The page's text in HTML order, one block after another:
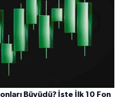
Büyüdü? İşte İlk 10 Fon